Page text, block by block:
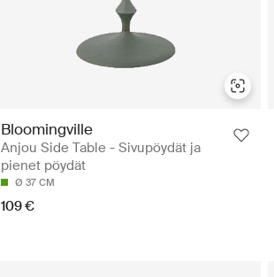
Bloomingville
Anjou Side Table - Sivupöydät ja
pienet pöydät
Ø 37 CM
109 €